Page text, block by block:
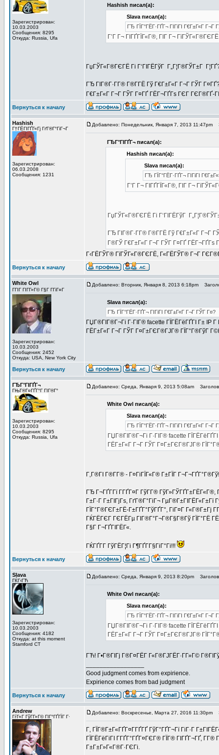
Зарегистрирован:
10.03.2003
Сообщения: 8295
Откуда: Russia, Ufa
Hashish писал(а):
Slava писал(а):
ГЂ ГЇГ°ГЁГ·ГҐГ¬ ГІГіГІ Г€Г±Г«Г Г¬Г
Г’Г Г¬ ГІГҐГЇГ«Г®, ГІГ Г¬
ГџГЎГ«Г®ГЄГЁ Гі Г‘ГІГЁГўГ Г„Г¦Г®ГЎГ±Г
ГЂ ГІГ®Г·Г­Г® Г®Г­ГЁ Гў Г€Г±Г«Г Г¬Г ГЎГ
Г€Г±Г«Г Г¬Г ГЎГ Г¤ГҐ ГЁГ¬ГҐГѕ ГЄГ ГЄГ®ГҐ-
Вернуться к началу
Hashish
Г†ГЁГІГҐГ«Гј ГґГ®Г°ГіГ¬Г
Зарегистрирован:
06.03.2008
Сообщения: 1231
Добавлено: Понедельник, Января 7, 2013 11:47pm
ГЂГ°ГІГҐГ¬ писал(а):
Hashish писал(а):
Slava писал(а):
ГЂ ГЇГ°ГЁГ·ГҐГ¬ ГІГіГІ
Г’Г Г¬ ГІГҐГЇГ«Г®, ГІГ Г¬
ГџГЎГ«Г®ГЄГЁ Гі Г‘ГІГЁГўГ
ГЂ ГІГ®Г·Г­Г® Г®Г­ГЁ Гў Г€Г±Г«Г Г¬Г
Г®ГЎ Г€Г±Г«Г Г¬Г ГЎГ Г¤ГҐ ГЁГ¬ГҐГѕ
Г‹ГЁГЎГ® ГїГЎГ«Г®ГЄГЁ, Г«ГЁГЎГ® Г¬Г
Вернуться к началу
White Owl
ГГІГ ГІГ­Г»Г© Г§Г Г­ГіГ¤Г
Зарегистрирован:
10.03.2003
Сообщения: 2452
Откуда: USA, New York City
Добавлено: Вторник, Января 8, 2013 6:18pm
Slava писал(а):
ГЂ ГЇГ°ГЁГ·ГҐГ¬ ГІГіГІ Г€Г±Г«Г Г¬Г ГЎГ Г¤?
ГЏГ®ГІГ®Г¬Гі Г·ГІГ® facette ГЇГЁГёГҐГІ Г± IP
ГЁГ±Г«Г Г¬Г ГЎГ Г¤Г±ГЄГ®ГЈГ® ГЇГ°Г®ГўГ
Вернуться к началу
ГЂГ°ГІГҐГ¬
ГЊГ®Г¤ГҐГ°Г ГІГ®Г°
Зарегистрирован:
10.03.2003
Сообщения: 8295
Откуда: Russia, Ufa
Добавлено: Среда, Января 9, 2013 5:08am
White Owl писал(а):
Slava писал(а):
ГЂ ГЇГ°ГЁГ·ГҐГ¬ ГІГіГІ Г€Г±Г«Г Г¬Г
ГЏГ®ГІГ®Г¬Гі Г·ГІГ® facette
ГЁГ±Г«Г Г¬Г ГЎГ Г¤Г±ГЄГ®ГЈГ®
Г‚Г®ГІ Г®Г­Г® - Г¤ГіГЇГ«Г® Г±ГЇГ
ГЂ Г¬ГҐГ­Гї Г­ГҐГ¤Г ГўГ­Г®
Г±Г·Г Г±ГІГјГѕ, ГґГ®Г°ГіГ¬
ГЇГ°Г®ГЄГ±ГЁ-Г±ГҐГ°ГўГҐГ°, ГіГ¤Г
ГЌГЁГЄГ ГЄГЁГµ ГІГ®Г°Г¬Г®Г§Г®Гў ГЇГ°ГЁ
Г§Г Г¬ГҐГІГЁГ«.
ГЌГҐГ­Г ГўГЁГ¦Гі Г¶ГҐГ­Г§ГіГ°Гі!!!
Вернуться к началу
Slava
ГЌГ‹ГЋ
Зарегистрирован:
10.03.2003
Сообщения: 4182
Откуда: at this moment
Stamford CT
Добавлено: Среда, Января 9, 2013 8:20pm
White Owl писал(а):
Slava писал(а):
ГЂ ГЇГ°ГЁГ·ГҐГ¬ ГІГіГІ Г€Г±Г«Г Г¬Г
ГЏГ®ГІГ®Г¬Гі Г·ГІГ® facette
ГЁГ±Г«Г Г¬Г ГЎГ Г¤Г±ГЄГ®ГЈГ®
ГЋ! Г•Г®ГІГј Г®Г¤ГЁГ­ Г«Г®ГЈГЁГ·Г­Г»Г©
Good judgment comes from expirience.
Expirience comes from bad judgment
Вернуться к началу
Andrew
ГѓГ«Г ГўГ­Г»Г© ГІГ°ГҐГЇГ Г·
Добавлено: Воскресенье, Марта 27, 2016 11:30pm
Г‚ ГЇГ®Г±Г«ГҐГ¤Г­ГҐГҐ ГўГ°ГҐГ¬Гї ГіГ·Г
ГЇГЁГёГіГІ Г­ГҐГ°ГҐГ¤ГЄГ® ГЇГ® ГІГҐГ¬ГҐ,
Г±Г±Г»Г«Г®Г·ГЄГі.